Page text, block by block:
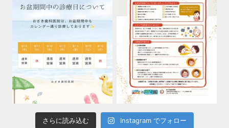
さらに読み込む Instagram でフォロー